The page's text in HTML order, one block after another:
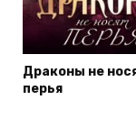
Драконы не
перья